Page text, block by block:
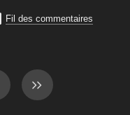
Fil des commentaires